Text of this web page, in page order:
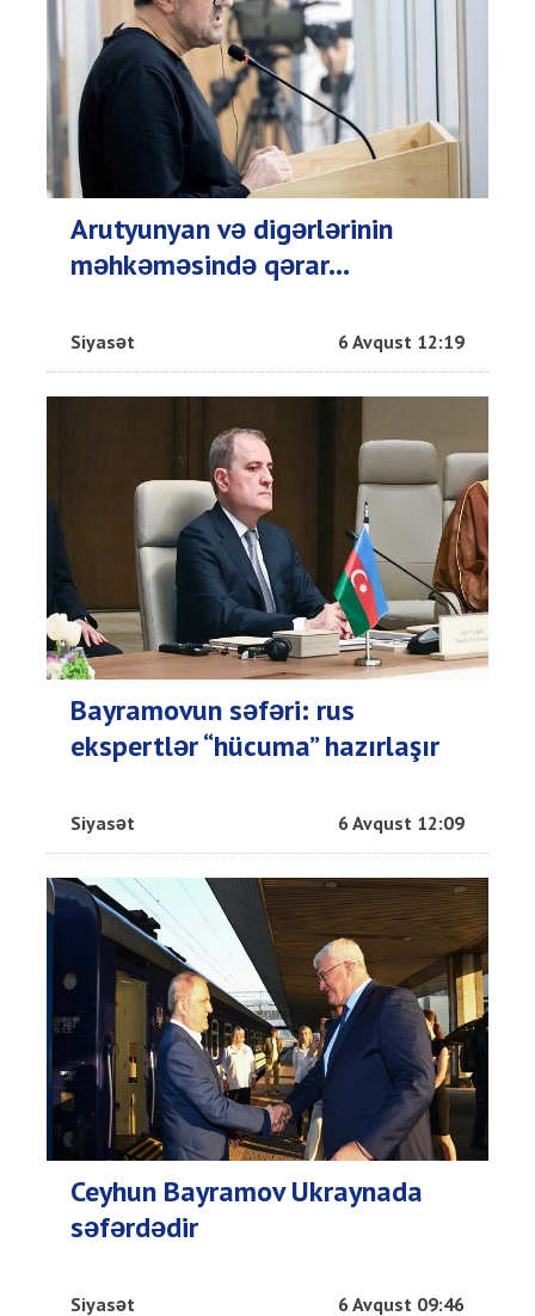
Arutyunyan və digərlərinin
məhkəməsində qərar...
Siyasət 6 Avqust 12:19
Bayramovun səfəri: rus
ekspertlər “hücuma” hazırlaşır
Siyasət 6 Avqust 12:09
Ceyhun Bayramov Ukraynada
səfərdədir
Siyasət 6 Avqust 09:46